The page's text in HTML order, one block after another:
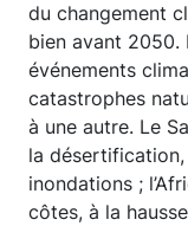
du changement
bien avant 2050.
événements
catastrophes
à une autre. Le
la désertification,
inondations ;
côtes, à la